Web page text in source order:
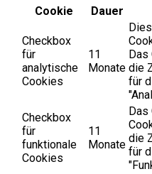
Cookie
Dauer
Checkbox
für
analytische
Cookies
11
Monate die
für
Checkbox
für
funktionale
Cookies
11
Monate die
für